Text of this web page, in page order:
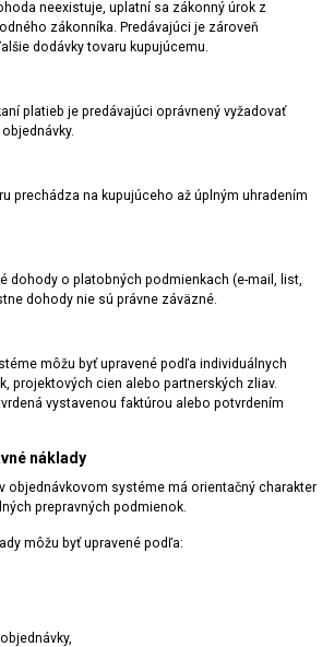
neexistuje, uplatní sa zákonný úrok z
zákonníka. Predávajúci je zároveň
dodávky tovaru kupujúcemu.
platieb je predávajúci oprávnený vyžadovať
prechádza na kupujúceho až úplným uhradením
dohody o platobných podmienkach (e-mail, list,
dohody nie sú právne záväzné.
môžu byť upravené podľa individuálnych
projektových cien alebo partnerských zliav.
vystavenou faktúrou alebo potvrdením
náklady
objednávkovom systéme má orientačný charakter
prepravných podmienok.
môžu byť upravené podľa: